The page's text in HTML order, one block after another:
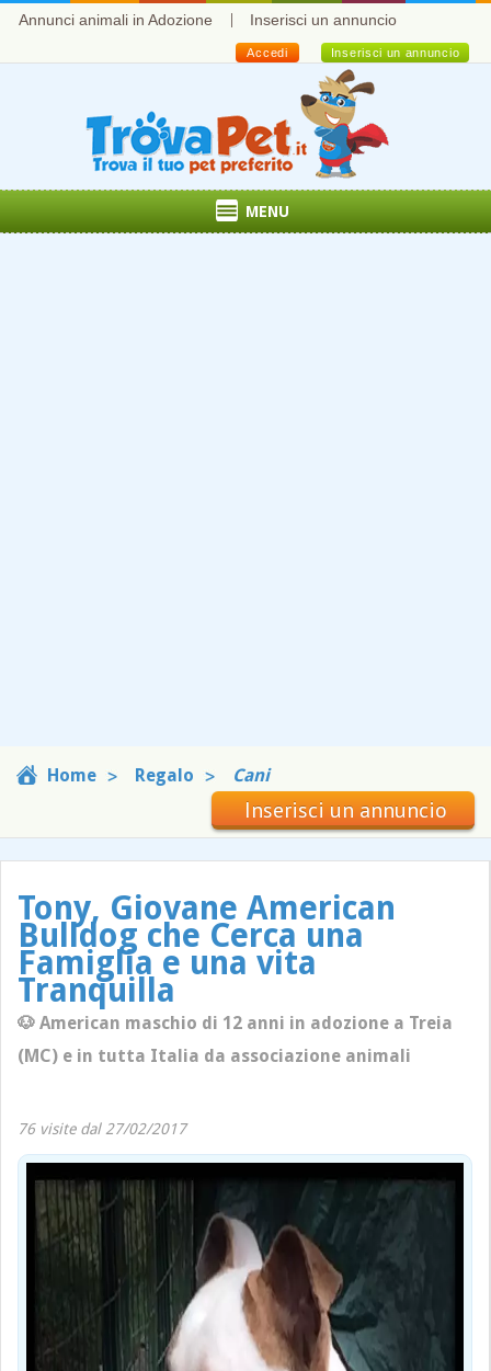
Annunci animali in Adozione Inserisci un annuncio
Inserisci un annuncio
Accedi
MENU
Home Regalo Cani
Inserisci un annuncio
Tony, Giovane American
Bulldog che Cerca una
Famiglia e una vita
Tranquilla
🐶 American maschio di 12 anni in adozione a Treia
(MC) e in tutta Italia da associazione animali
76 visite dal 27/02/2017